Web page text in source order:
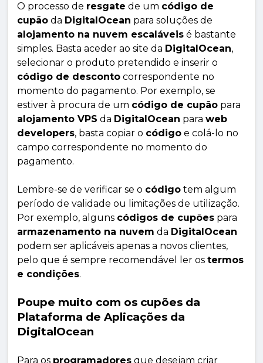
O processo de resgate de um código de
cupão da DigitalOcean para soluções de
alojamento na nuvem escaláveis é bastante
simples. Basta aceder ao site da DigitalOcean,
selecionar o produto pretendido e inserir o
código de desconto correspondente no
momento do pagamento. Por exemplo, se
estiver à procura de um código de cupão para
alojamento VPS da DigitalOcean para web
developers, basta copiar o código e colá-lo no
campo correspondente no momento do
pagamento.
Lembre-se de verificar se o código tem algum
período de validade ou limitações de utilização.
Por exemplo, alguns códigos de cupões para
armazenamento na nuvem da DigitalOcean
podem ser aplicáveis apenas a novos clientes,
pelo que é sempre recomendável ler os termos
e condições.
Poupe muito com os cupões da
Plataforma de Aplicações da
DigitalOcean
Para os programadores que desejam criar